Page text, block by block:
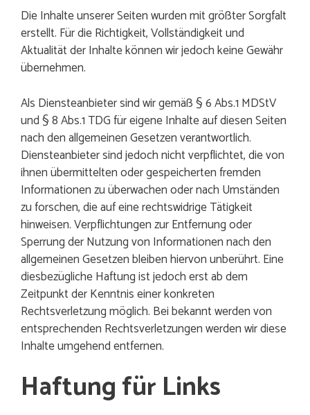
Die Inhalte unserer Seiten wurden mit größter Sorgfalt
erstellt. Für die Richtigkeit, Vollständigkeit und
Aktualität der Inhalte können wir jedoch keine Gewähr
übernehmen.
Als Diensteanbieter sind wir gemäß § 6 Abs.1 MDStV
und § 8 Abs.1 TDG für eigene Inhalte auf diesen Seiten
nach den allgemeinen Gesetzen verantwortlich.
Diensteanbieter sind jedoch nicht verpflichtet, die von
ihnen übermittelten oder gespeicherten fremden
Informationen zu überwachen oder nach Umständen
zu forschen, die auf eine rechtswidrige Tätigkeit
hinweisen. Verpflichtungen zur Entfernung oder
Sperrung der Nutzung von Informationen nach den
allgemeinen Gesetzen bleiben hiervon unberührt. Eine
diesbezügliche Haftung ist jedoch erst ab dem
Zeitpunkt der Kenntnis einer konkreten
Rechtsverletzung möglich. Bei bekannt werden von
entsprechenden Rechtsverletzungen werden wir diese
Inhalte umgehend entfernen.
Haftung für Links